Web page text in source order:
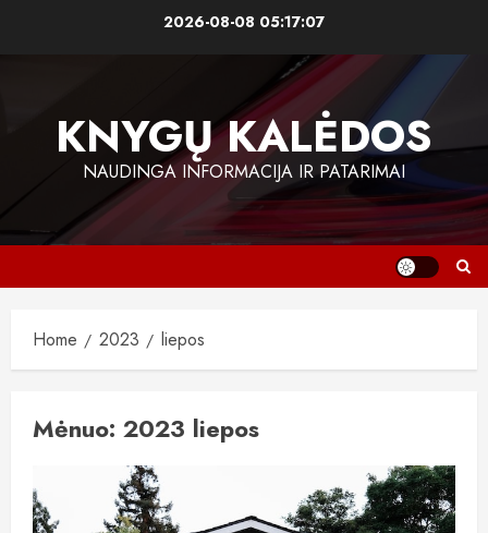
2026-08-08 05:17:08
KNYGŲ KALĖDOS
NAUDINGA INFORMACIJA IR PATARIMAI
Home 2023 liepos
Mėnuo: 2023 liepos